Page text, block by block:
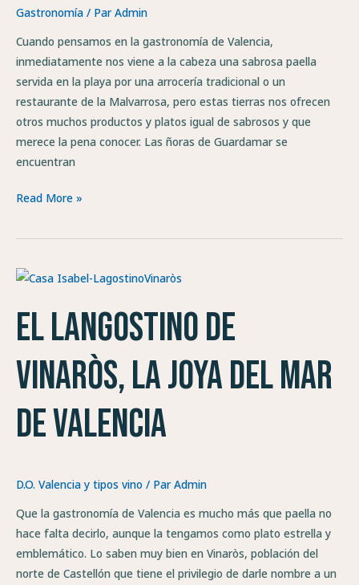
Gastronomía / ParAdmin
Cuando pensamos en la gastronomía de Valencia,
inmediatamente nos viene a la cabeza una sabrosa paella
servida en la playa por una arrocería tradicional o un
restaurante de la Malvarrosa, pero estas tierras nos ofrecen
otros muchos productos y platos igual de sabrosos y que
merece la pena conocer. Las ñoras de Guardamar se
encuentran
Read More »
El langostino de
Vinaròs, la joya del mar
de Valencia
D.O. Valencia y tipos vino / ParAdmin
Que la gastronomía de Valencia es mucho más que paella no
hace falta decirlo, aunque la tengamos como plato estrella y
emblemático. Lo saben muy bien en Vinaròs, población del
norte de Castellón que tiene el privilegio de darle nombre a un
El
de
Vinaròs,
joya
mar
de